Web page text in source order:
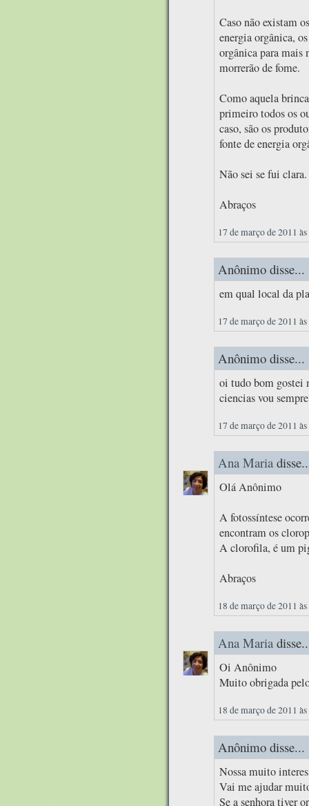
Caso não existam
energia orgânica,
orgânica para mais
morrerão de fome.
Como aquela
primeiro todos os
caso, são os
fonte de energia
Não sei se fui
Abraços
17 de março de 2011
Anônimo disse...
em qual local da
17 de março de 2011
Anônimo disse...
oi tudo bom gostei
ciencias vou
17 de março de 2011
Ana Maria
Olá Anônimo
A fotossíntese
encontram os
A clorofila, é um
Abraços
18 de março de 2011
Ana Maria
Oi Anônimo
Muito obrigada
18 de março de 2011
Anônimo disse...
Nossa muito
Vai me ajudar
Se a senhora tiver